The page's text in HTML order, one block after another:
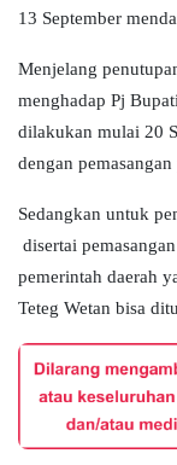
13 September
Menjelang
menghadap Pj
dilakukan mulai 20
dengan
Sedangkan untuk
disertai
pemerintah daerah
Teteg Wetan bisa